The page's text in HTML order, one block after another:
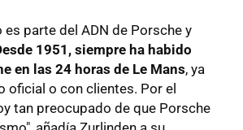
parte del ADN de Porsche y
1951, siempre ha habido
en las 24 horas de Le Mans, ya
oficial o con clientes. Por el
tan preocupado de que Porsche